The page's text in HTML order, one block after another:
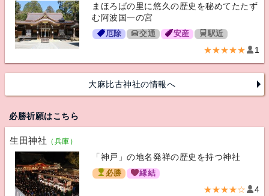
まほろばの里に悠久の歴史を秘めてたたず
む阿波国一の宮
厄除 交通 安産 駅近
★★★★★ 1
大麻比古神社の情報へ
必勝祈願はこちら
生田神社 （兵庫）
「神戸」の地名発祥の歴史を持つ神社
必勝 縁結
★★★★☆ 4